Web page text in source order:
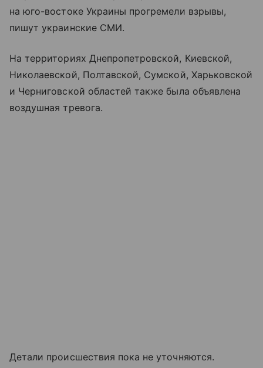
на юго-востоке Украины прогремели взрывы,
пишут украинские СМИ.
На территориях Днепропетровской, Киевской,
Николаевской, Полтавской, Сумской, Харьковской
и Черниговской областей также была объявлена
воздушная тревога.
Детали происшествия пока не уточняются.